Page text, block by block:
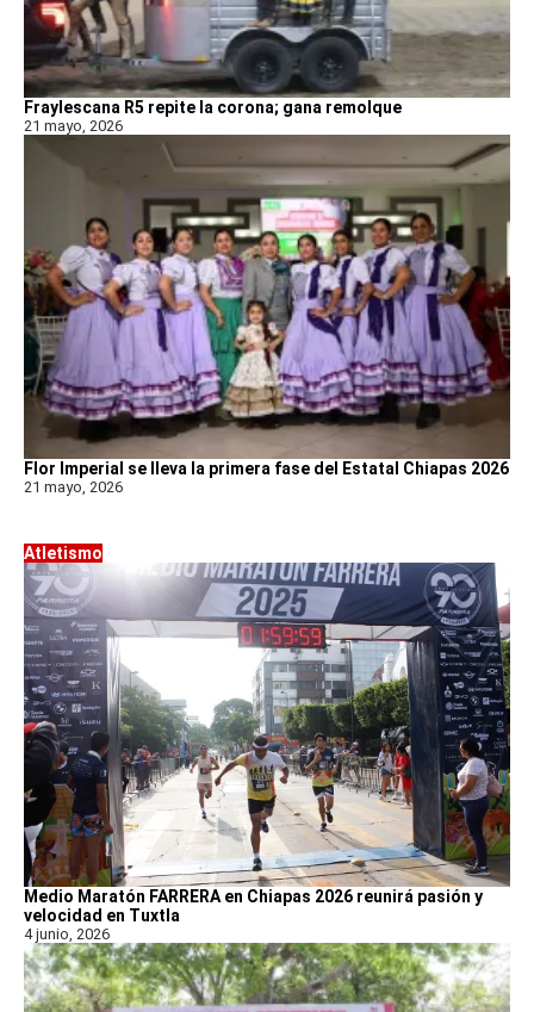
Fraylescana R5 repite la corona; gana remolque
21 mayo, 2026
Flor Imperial se lleva la primera fase del Estatal Chiapas 2026
21 mayo, 2026
Atletismo
Medio Maratón FARRERA en Chiapas 2026 reunirá pasión y
velocidad en Tuxtla
4 junio, 2026